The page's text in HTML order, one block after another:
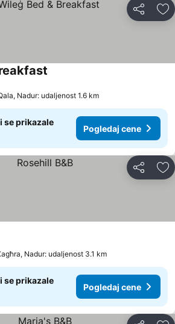
Deli
Nadur: udaljenost 1.6 km
se prikazale
Pogledaj cene
Deli
Nadur: udaljenost 3.1 km
se prikazale
Pogledaj cene